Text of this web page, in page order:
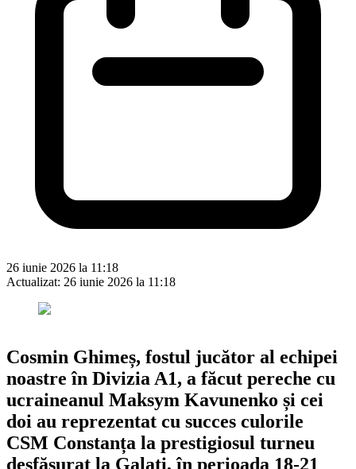
26 iunie 2026 la 11:18
Actualizat: 26 iunie 2026 la 11:18
Cosmin Ghimeș, fostul jucător al echipei
noastre în Divizia A1, a făcut pereche cu
ucraineanul Maksym Kavunenko și cei
doi au reprezentat cu succes culorile
CSM Constanța la prestigiosul turneu
desfășurat la Galați, în perioada 18-21